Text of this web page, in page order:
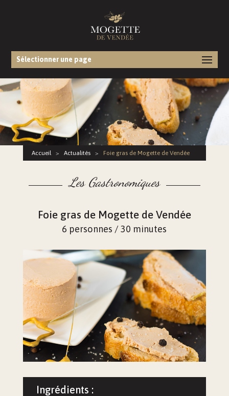
Sélectionner une page
Accueil > Actualités > Foie gras de Mogette de Vendée
Les Gastronomiques
Foie gras de Mogette de Vendée
6 personnes / 30 minutes
Ingrédients :